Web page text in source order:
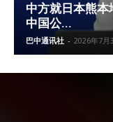
中方就日本熊本
中国公...
巴中通讯社 - 2026年7月